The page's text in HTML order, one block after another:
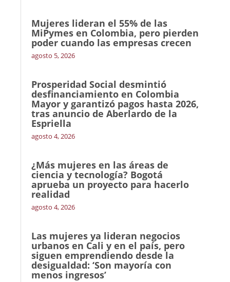
Mujeres lideran el 55% de las
MiPymes en Colombia, pero pierden
poder cuando las empresas crecen
agosto 5, 2026
Prosperidad Social desmintió
desfinanciamiento en Colombia
Mayor y garantizó pagos hasta 2026,
tras anuncio de Aberlardo de la
Espriella
agosto 4, 2026
¿Más mujeres en las áreas de
ciencia y tecnología? Bogotá
aprueba un proyecto para hacerlo
realidad
agosto 4, 2026
Las mujeres ya lideran negocios
urbanos en Cali y en el país, pero
siguen emprendiendo desde la
desigualdad: ‘Son mayoría con
menos ingresos’